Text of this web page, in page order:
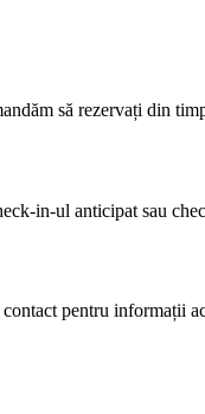
să rezervați din
in-ul anticipat sau
pentru informații